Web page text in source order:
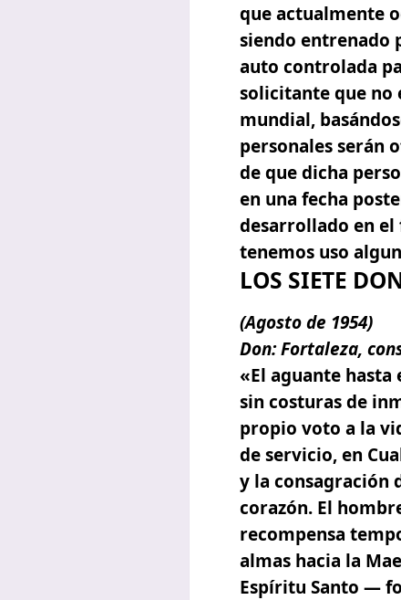
que actualmente
siendo entrenado
auto controlada
solicitante que no
mundial,
personales serán
de que dicha
en una fecha
desarrollado en
tenemos uso
LOS SIETE
(Agosto de 1954)
Don: Fortaleza,
«El aguante
sin costuras de
propio voto a la
de servicio, en
y la consagración
corazón. El
recompensa
almas hacia la
Espíritu Santo —